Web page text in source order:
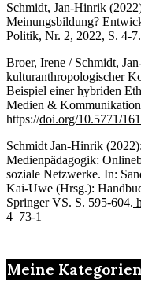
Schmidt, Jan-Hinrik
Meinungsbildung?
Politik, Nr. 2, 2022, S. 4-7.
Broer, Irene / Schmidt,
kulturanthropologischer
Beispiel einer hybriden
Medien &
https://doi.org/10.5771/
Schmidt Jan-Hinrik
Medienpädagogik:
soziale Netzwerke. In:
Kai-Uwe (Hrsg.):
Springer VS. S. 595-604.
4_73-1
Meine Kategorien